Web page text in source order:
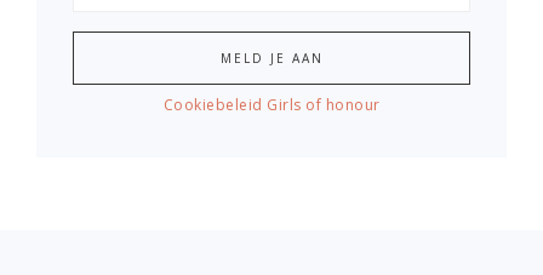
Cookiebeleid Girls of honour